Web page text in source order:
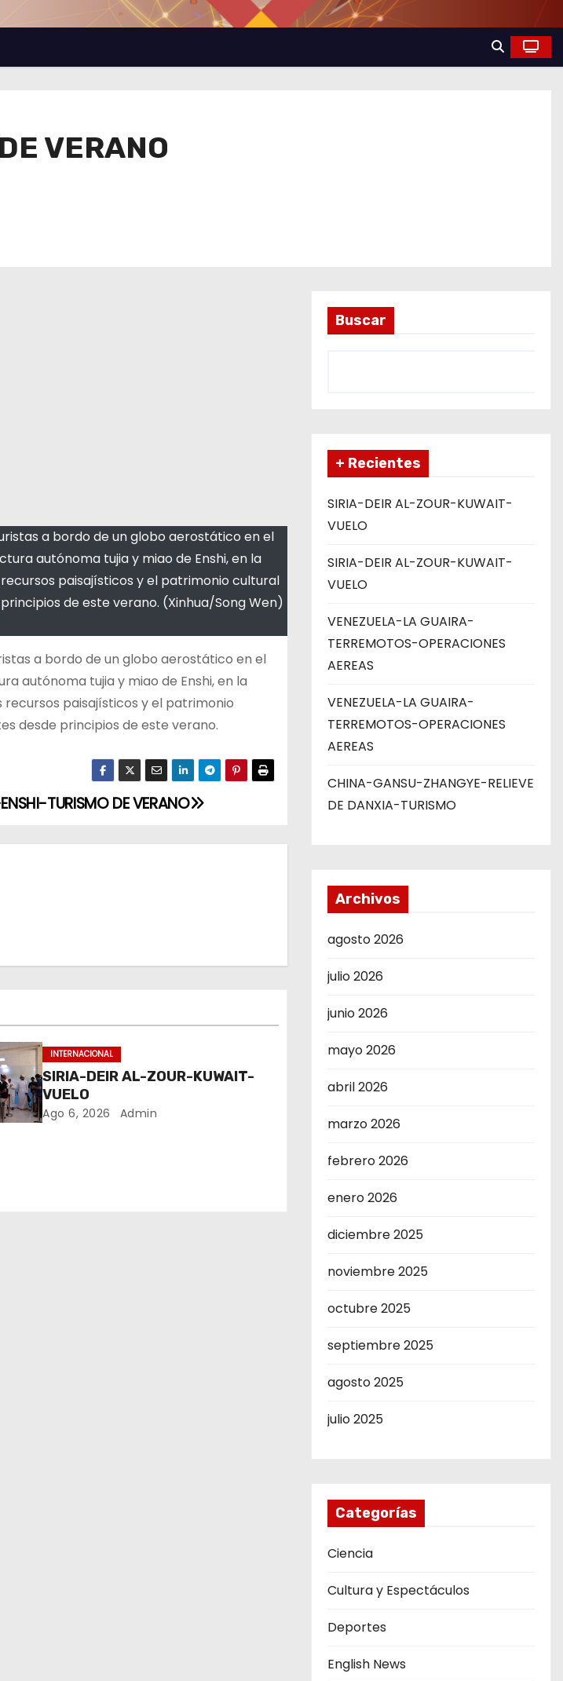
VERANO
a bordo de un globo aerostático en el
autónoma tujia y miao de Enshi, en la
paisajísticos y el patrimonio cultural
de este verano. (Xinhua/Song Wen)
a bordo de un globo aerostático en el
autónoma tujia y miao de Enshi, en la
recursos paisajísticos y el patrimonio
desde principios de este verano.
TURISMO DE VERANO
INTERNACIONAL
SIRIA-DEIR AL-ZOUR-KUWAIT-
VUELO
Ago 6, 2026 Admin
Buscar
+ Recientes
SIRIA-DEIR AL-ZOUR-KUWAIT-
VUELO
SIRIA-DEIR AL-ZOUR-KUWAIT-
VUELO
VENEZUELA-LA GUAIRA-
TERREMOTOS-OPERACIONES
AEREAS
VENEZUELA-LA GUAIRA-
TERREMOTOS-OPERACIONES
AEREAS
CHINA-GANSU-ZHANGYE-RELIEVE
DE DANXIA-TURISMO
Archivos
agosto 2026
julio 2026
junio 2026
mayo 2026
abril 2026
marzo 2026
febrero 2026
enero 2026
diciembre 2025
noviembre 2025
octubre 2025
septiembre 2025
agosto 2025
julio 2025
Categorías
Ciencia
Cultura y Espectáculos
Deportes
English News